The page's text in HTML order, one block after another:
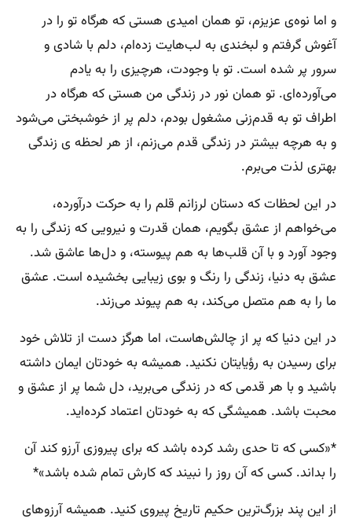
و اما نوه‌ی عزیزم، تو همان امیدی هستی که هرگاه تو را در
آغوش گرفتم و لبخندی به لب‌هایت زده‌ام، دلم با شادی و
سرور پر شده است. تو با وجودت، هرچیزی را به یادم
می‌آورده‌ای. تو همان نور در زندگی من هستی که هرگاه در
اطراف تو به قدم‌زنی مشغول بودم، دلم پر از خوشبختی می‌شود
و به هرچه بیشتر در زندگی قدم می‌زنم، از هر لحظه ی زندگی
بهتری لذت می‌برم.
در این لحظات که دستان لرزانم قلم را به حرکت درآورده،
می‌خواهم از عشق بگویم، همان قدرت و نیرویی که زندگی را به
وجود آورد و با آن قلب‌ها به هم پیوسته، و دل‌ها عاشق شد.
عشق به دنیا، زندگی را رنگ و بوی زیبایی بخشیده است. عشق
ما را به هم متصل می‌کند، به هم پیوند می‌زند.
در این دنیا که پر از چالش‌هاست، اما هرگز دست از تلاش خود
برای رسیدن به رؤیایتان نکنید. همیشه به خودتان ایمان داشته
باشید و با هر قدمی که در زندگی می‌برید، دل شما پر از عشق و
محبت باشد. همیشگی که به خودتان اعتماد کرده‌اید.
*«کسی که تا حدی رشد کرده باشد که برای پیروزی آرزو کند آن
را بداند. کسی که آن روز را نبیند که کارش تمام شده باشد»*
از این پند بزرگ‌ترین حکیم تاریخ پیروی کنید. همیشه آرزوهای